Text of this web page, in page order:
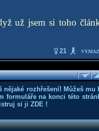
už jsem si toho
21
rozhřešení! Můžeš mu
formuláře na konci této
si ji ZDE!